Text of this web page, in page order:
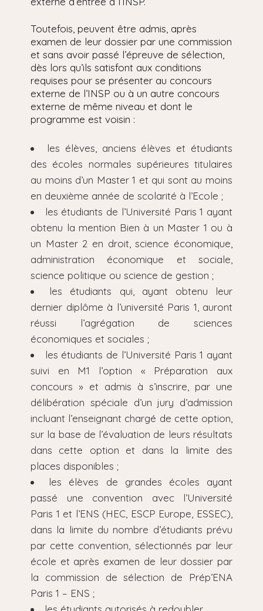
Toutefois, peuvent être admis, après
examen de leur dossier par une commission
et sans avoir passé l’épreuve de sélection,
dès lors qu’ils satisfont aux conditions
requises pour se présenter au concours
externe de l’INSP ou à un autre concours
externe de même niveau et dont le
programme est voisin :
les élèves, anciens élèves et étudiants
des écoles normales supérieures titulaires
au moins d’un Master 1 et qui sont au moins
en deuxième année de scolarité à l’Ecole ;
les étudiants de l’Université Paris 1 ayant
obtenu la mention Bien à un Master 1 ou à
un Master 2 en droit, science économique,
administration économique et sociale,
science politique ou science de gestion ;
les étudiants qui, ayant obtenu leur
dernier diplôme à l’université Paris 1, auront
réussi l’agrégation de sciences
économiques et sociales ;
les étudiants de l’Université Paris 1 ayant
suivi en M1 l’option « Préparation aux
concours » et admis à s’inscrire, par une
délibération spéciale d’un jury d’admission
incluant l’enseignant chargé de cette option,
sur la base de l’évaluation de leurs résultats
dans cette option et dans la limite des
places disponibles ;
les élèves de grandes écoles ayant
passé une convention avec l’Université
Paris 1 et l’ENS (HEC, ESCP Europe, ESSEC),
dans la limite du nombre d’étudiants prévu
par cette convention, sélectionnés par leur
école et après examen de leur dossier par
la commission de sélection de Prép’ENA
Paris 1 – ENS ;